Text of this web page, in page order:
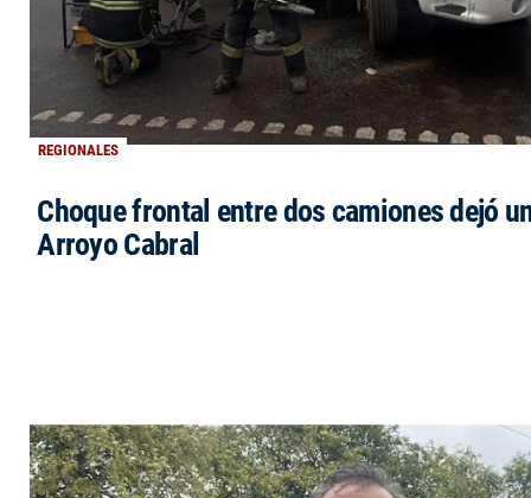
REGIONALES
Choque frontal entre dos camiones dejó
Arroyo Cabral